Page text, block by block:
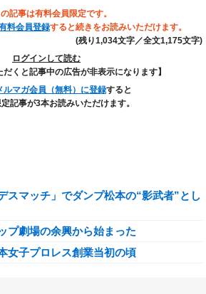
記事は有料会員限定です。
料会員登録すると続きをお読みいただけます。
(残り1,034文字／全文1,175文字)
ログインして読む
だくと記事中の広告が非表示になります】
ルマガ会員（無料）に登録すると
記事が3本お読みいただけます。
スマッチ」でダンプ松本の“影武者”とし
プ劇場の余興から始まった
女子プロレス創業当初の頃